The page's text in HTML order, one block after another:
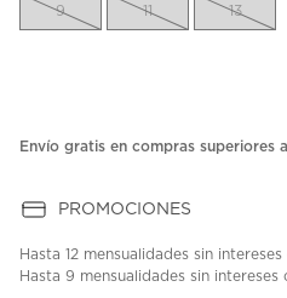
9 11 13
Envío gratis en compras superiores
PROMOCIONES
Hasta 12 mensualidades sin intereses
Hasta 9 mensualidades sin intereses